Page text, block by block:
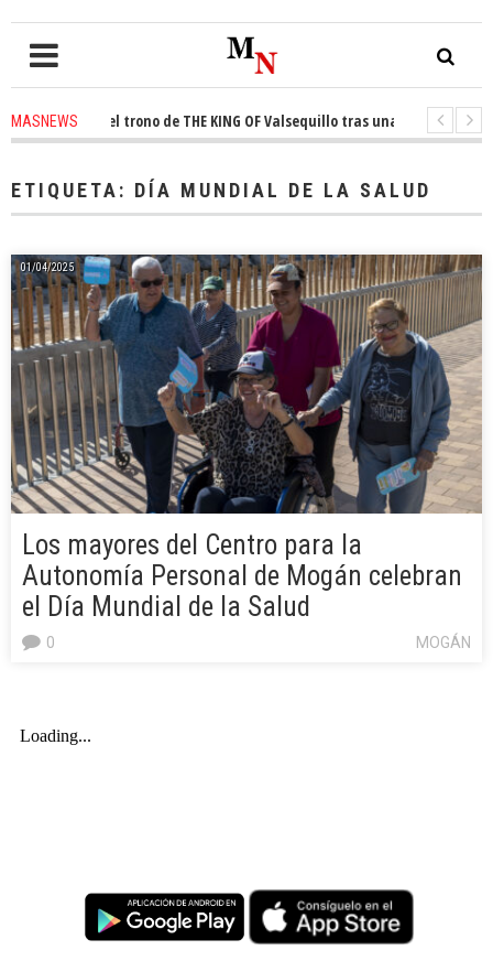
MASNEWSel trono de THE KING OF Valsequillo tras una jornada de
ETIQUETA: DÍA MUNDIAL DE LA SALUD
01/04/2025
Los mayores del Centro para la
Autonomía Personal de Mogán celebran
el Día Mundial de la Salud
MOGÁN
0